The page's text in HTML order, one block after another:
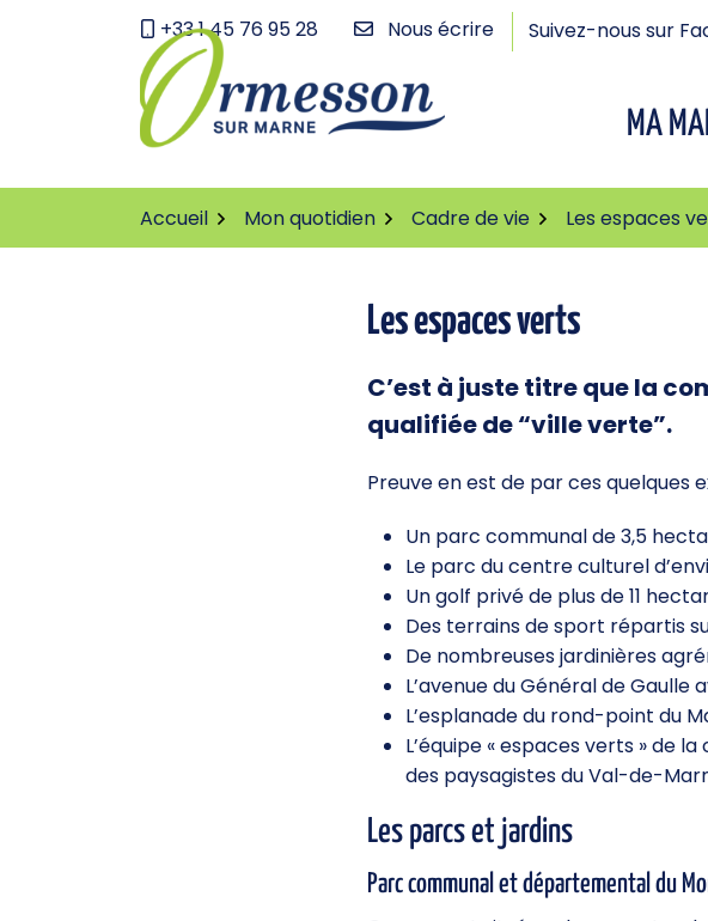
+33 1 45 76 95 28 Nous écrire Suivez-nous sur
MA
Accueil Mon quotidien Cadre de vie Les espaces
Les espaces verts
C’est à juste titre que la
qualifiée de “ville verte”.
Preuve en est de par ces quelques
Un parc communal de 3,5
Le parc du centre culturel
Un golf privé de plus de 11
Des terrains de sport répartis
De nombreuses jardinières
L’avenue du Général de
L’esplanade du rond-point du
L’équipe « espaces verts » de
des paysagistes du Val-de-
Les parcs et jardins
Parc communal et départemental du